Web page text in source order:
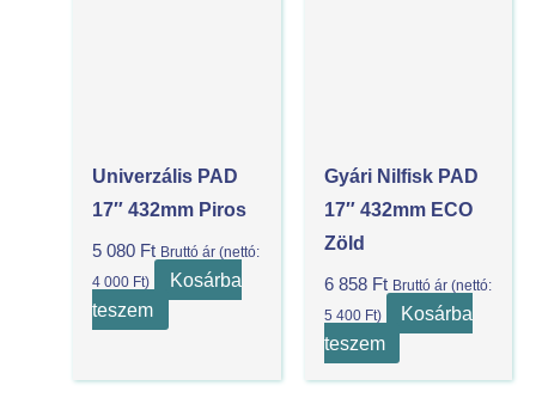
Univerzális PAD
17″ 432mm Piros
5 080 Ft Bruttó ár (nettó:
4 000 Ft)
Kosárba
teszem
Gyári Nilfisk PAD
17″ 432mm ECO
Zöld
6 858 Ft Bruttó ár (nettó:
5 400 Ft)
Kosárba
teszem